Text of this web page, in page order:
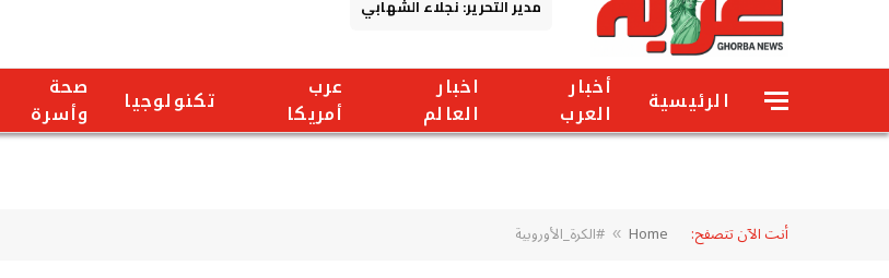
مدير التحرير: نجلاء الشهابي
الرئيسية
أخبار
العرب
اخبار
العالم
عرب
أمريكا
تكنولوجيا
صحة
وأسرة
أنت الآن تتصفح: Home
» #الكرة_الأوروبية